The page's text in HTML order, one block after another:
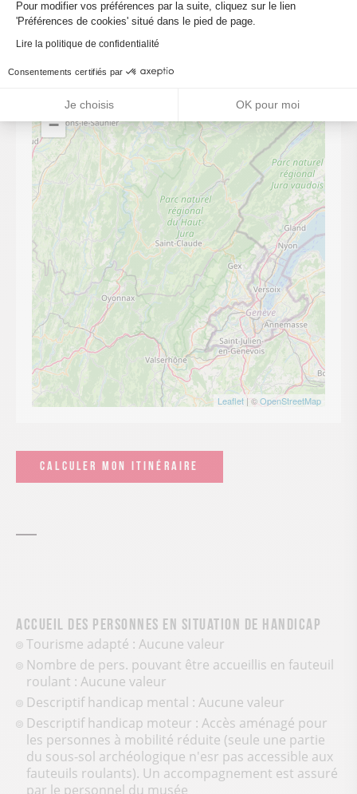
Situation
−
Leaflet | ©OpenStreetMap
CALCULER MON ITINÉRAIRE
Accueil des personnes en situation de handicap
Tourisme adapté : Aucune valeur
Nombre de pers. pouvant être accueillis en fauteuil
roulant : Aucune valeur
Descriptif handicap mental : Aucune valeur
Descriptif handicap moteur : Accès aménagé pour
les personnes à mobilité réduite (seule une partie
du sous-sol archéologique n'esr pas accessible aux
fauteuils roulants). Un accompagnement est assuré
par le personnel du musée
Pour modifier vos préférences par la suite, cliquez sur le lien
'Préférences de cookies' situé dans le pied de page.
Lire la politique de confidentialité
Consentements certifiés par
Je choisis OK pour moi